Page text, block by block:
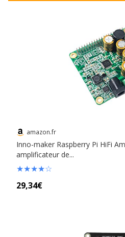
amazon.fr
Inno-maker Raspberry Pi HiFi
amplificateur de...
★★★★☆
29,34€